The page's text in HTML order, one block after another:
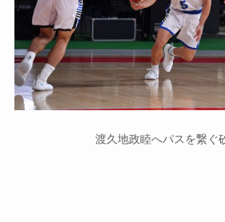
渡久地政睦へパスを繋ぐ